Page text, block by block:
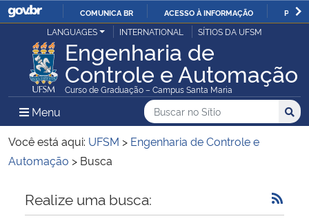
IR
PARA
CONTEÚDO
COMUNICA BR ACESSO À INFORMAÇÃO
Ministério da Justiça e Segurança Pública
Ministério da Defesa
Ministério das Relações Exteriores
LANGUAGES INTERNATIONAL SÍTIOS DA UFSM
Engenharia de
Controle e Automação
Curso de Graduação – Campus Santa Maria
Menu Menu Principal do Sítio
Busca
Buscar no no Sítio
Busca:
Você está aqui: UFSM > Engenharia de Controle e
Automação > Busca
Início do conteúdo
Realize uma busca: